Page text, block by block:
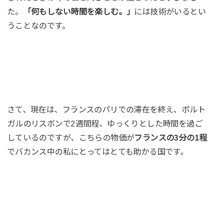
た。
「何もしない時間を楽しむ。」 には技術がいるとい
うことなのです。
さて、現在は、フランスのパリでの滞在を終え、ポルト
ガルのリスボンで2週間程、ゆっくりとした時間を過ご
しているのですが、こちらの物価がフランスの3分の1程
でバカンス中の私にとってはとても助かる国です。